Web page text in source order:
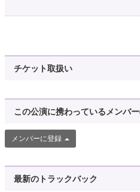
チケット取扱い
この公演に携わっているメンバー
メンバーに登録
最新のトラックバック